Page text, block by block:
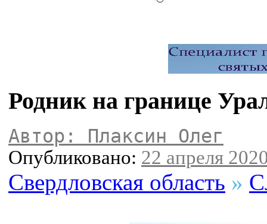
Родник на границе
Автор: Плаксин Олег
Опубликовано: 22 апреля
Свердловская область »